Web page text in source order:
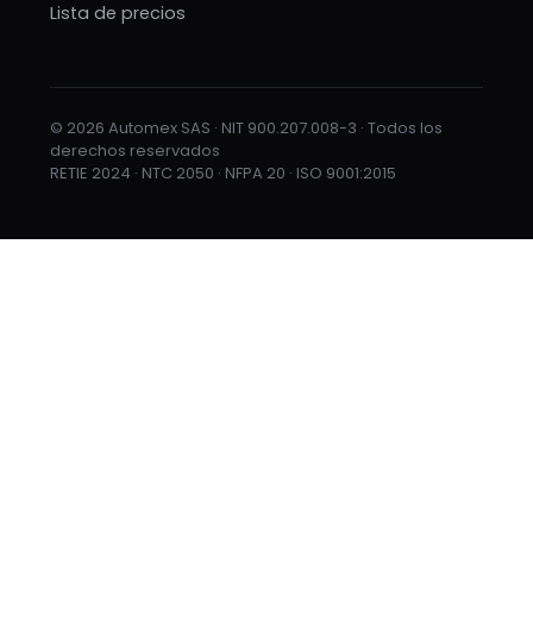
Lista de precios
© 2026 Automex SAS · NIT 900.207.008-3 · Todos los
derechos reservados
RETIE 2024 · NTC 2050 · NFPA 20 · ISO 9001:2015